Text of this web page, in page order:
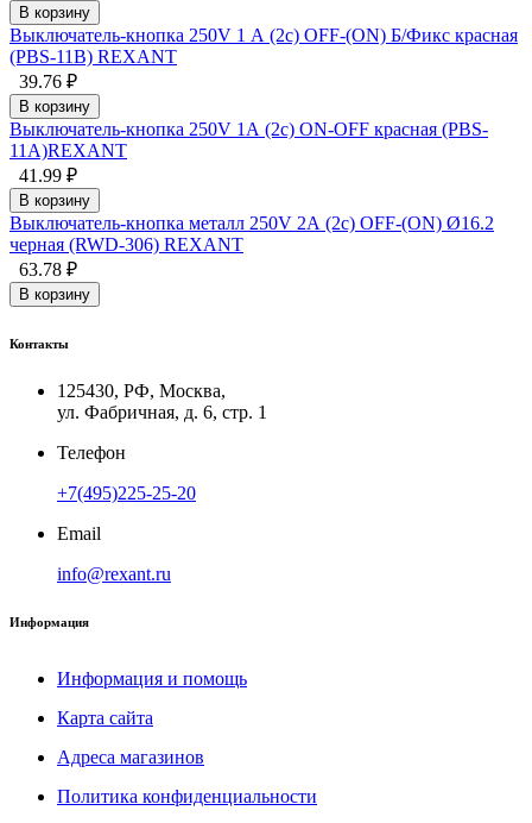
В корзину
Выключатель-кнопка 250V 1 А (2с) OFF-(ON) Б/Фикс красная
(PBS-11В) REXANT
39.76 ₽
В корзину
Выключатель-кнопка 250V 1А (2с) ON-OFF красная (PBS-
11А)REXANT
41.99 ₽
В корзину
Выключатель-кнопка металл 250V 2А (2с) OFF-(ON) Ø16.2
черная (RWD-306) REXANT
63.78 ₽
В корзину
Контакты
125430, РФ, Москва,
ул. Фабричная, д. 6, стр. 1
Телефон
+7(495)225-25-20
Email
info@rexant.ru
Информация
Информация и помощь
Карта сайта
Адреса магазинов
Политика конфиденциальности